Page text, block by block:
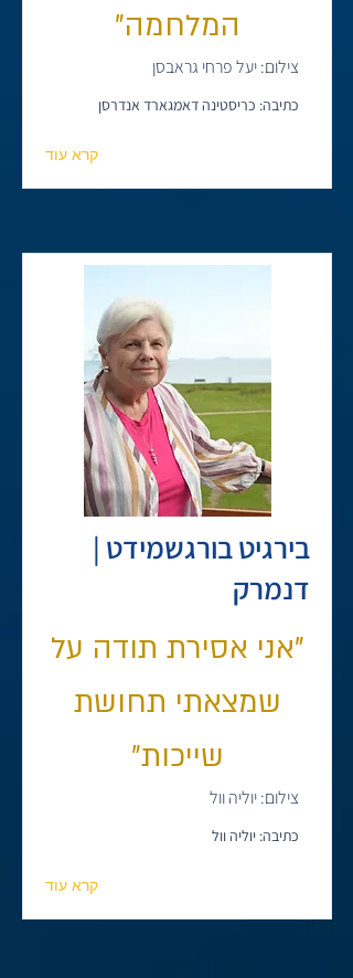
המלחמה"
צילום: יעל פרחי גראבסן
כתיבה: כריסטינה דאמגארד אנדרסן
קרא עוד
בירגיט בורגשמידט |
דנמרק
"אני אסירת תודה על
שמצאתי תחושת
שייכות״
צילום: יוליה וול
כתיבה: יוליה וול
קרא עוד